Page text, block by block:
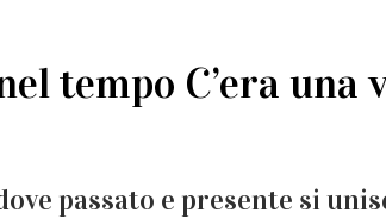
tempo C’era una
passato e presente si